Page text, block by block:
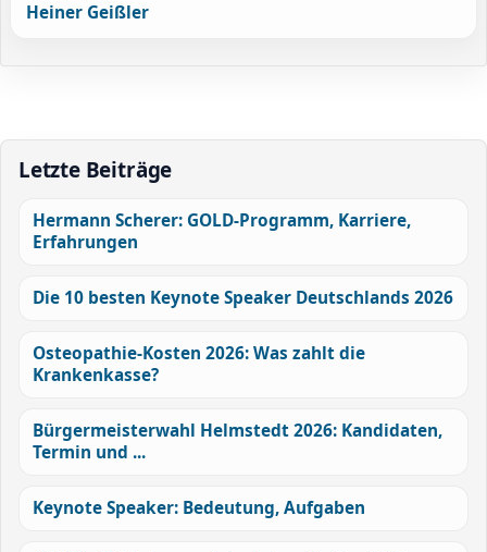
Heiner Geißler
Letzte Beiträge
Hermann Scherer: GOLD-Programm, Karriere,
Erfahrungen
Die 10 besten Keynote Speaker Deutschlands 2026
Osteopathie-Kosten 2026: Was zahlt die
Krankenkasse?
Bürgermeisterwahl Helmstedt 2026: Kandidaten,
Termin und ...
Keynote Speaker: Bedeutung, Aufgaben